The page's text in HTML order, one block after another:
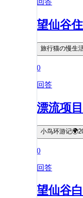
望仙谷
旅行猫の慢生
0
回答
漂流项
小鸟环游记
0
回答
望仙谷